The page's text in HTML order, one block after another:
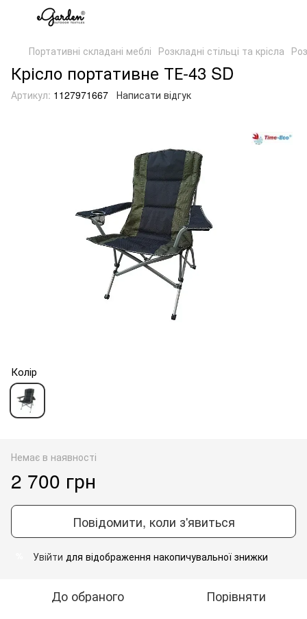
Портативні складані меблі Розкладні стільці та крісла
Крісло портативне ТЕ-43 SD
Артикул: 1127971667 Написати відгук
Колір
Немає в наявності
2 700 грн
Повідомити, коли з'явиться
Увійти для відображення накопичувальної знижки
До обраного Порівняти